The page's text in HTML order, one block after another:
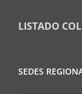
LISTADO
SEDES